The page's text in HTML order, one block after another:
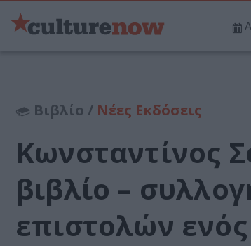
Βιβλίο / Νέες Εκδόσεις
Κωνσταντίνος
βιβλίο –
επιστολών